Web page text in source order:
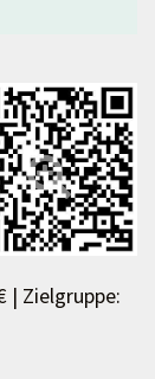
| Zielgruppe: